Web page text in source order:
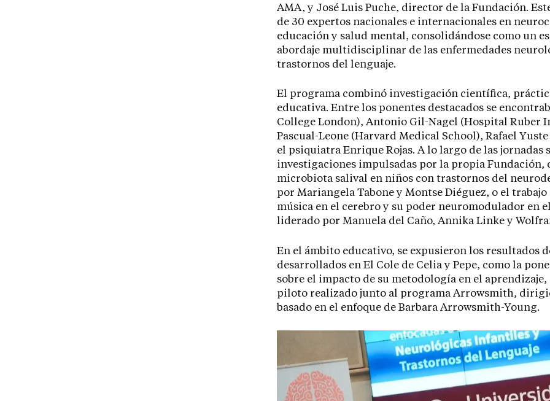
AMA, y José Luis Puche, director de la Fundación.
de 30 expertos nacionales e internacionales en
educación y salud mental, consolidándose como un
abordaje multidisciplinar de las enfermedades
trastornos del lenguaje.
El programa combinó investigación científica,
educativa. Entre los ponentes destacados se
College London), Antonio Gil-Nagel (Hospital Ruber
Pascual-Leone (Harvard Medical School), Rafael
el psiquiatra Enrique Rojas. A lo largo de las jornadas
investigaciones impulsadas por la propia Fundación,
microbiota salival en niños con trastornos del
por Mariangela Tabone y Montse Diéguez, o el
música en el cerebro y su poder neuromodulador en
liderado por Manuela del Caño, Annika Linke y
En el ámbito educativo, se expusieron los resultados
desarrollados en El Cole de Celia y Pepe, como la
sobre el impacto de su metodología en el
piloto realizado junto al programa Arrowsmith,
basado en el enfoque de Barbara Arrowsmith-Young.